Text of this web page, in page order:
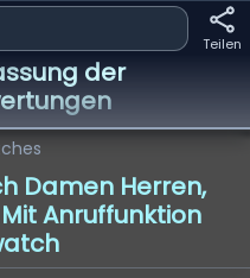
Teilen
der
Damen Herren,
Anruffunktion